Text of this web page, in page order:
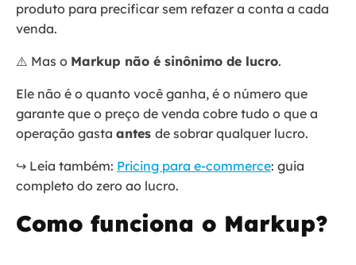
produto para precificar sem refazer a conta a cada
venda.
⚠️ Mas o Markup não é sinônimo de lucro.
Ele não é o quanto você ganha, é o número que
garante que o preço de venda cobre tudo o que a
operação gasta antes de sobrar qualquer lucro.
↪️ Leia também: Pricing para e-commerce: guia
completo do zero ao lucro.
Como funciona o Markup?